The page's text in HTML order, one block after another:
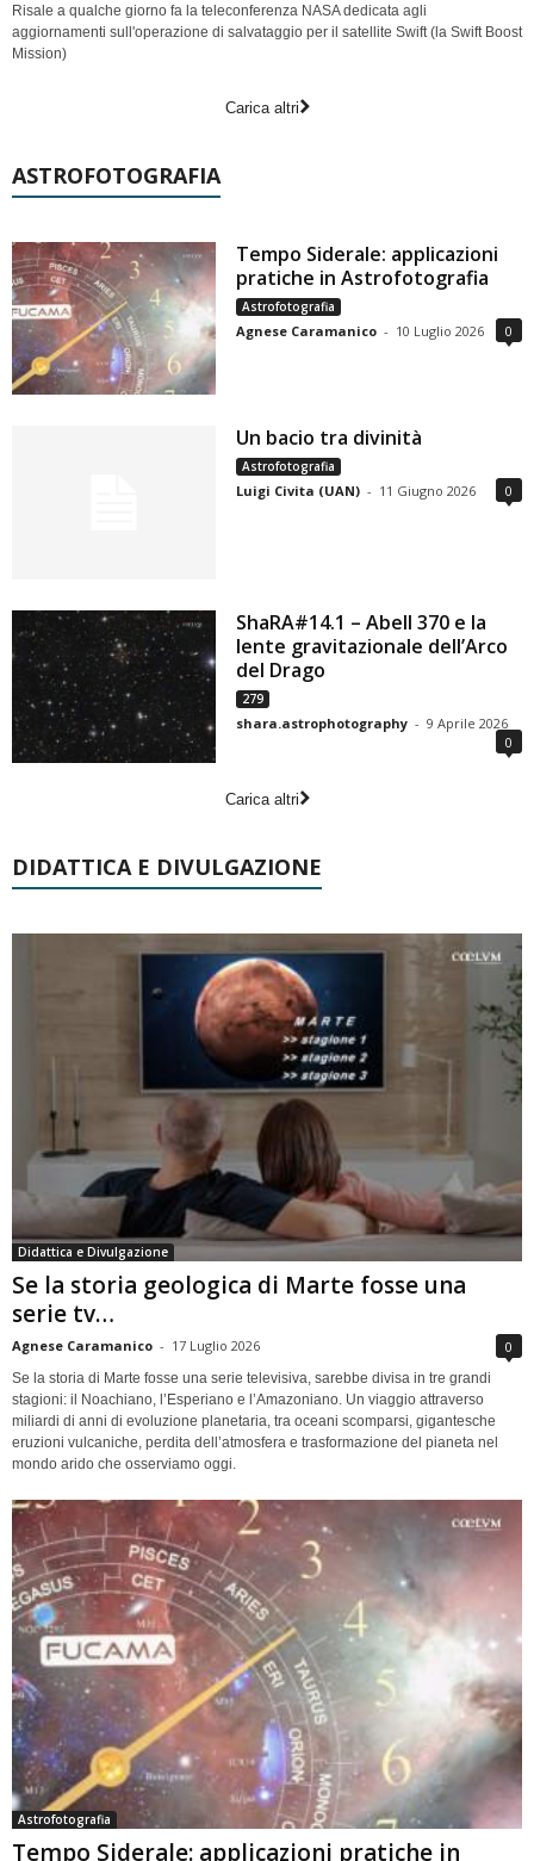
Risale a qualche giorno fa la teleconferenza NASA dedicata agli
aggiornamenti sull'operazione di salvataggio per il satellite Swift (la Swift Boost
Mission)
Carica altri
ASTROFOTOGRAFIA
Tempo Siderale: applicazioni
pratiche in Astrofotografia
Astrofotografia
Agnese Caramanico - 10 Luglio 2026 0
Un bacio tra divinità
Astrofotografia
Luigi Civita (UAN) - 11 Giugno 2026 0
ShaRA#14.1 – Abell 370 e la
lente gravitazionale dell’Arco
del Drago
279
shara.astrophotography - 9 Aprile 2026
0
Carica altri
DIDATTICA E DIVULGAZIONE
Didattica e Divulgazione
Se la storia geologica di Marte fosse una
serie tv…
Agnese Caramanico - 17 Luglio 2026 0
Se la storia di Marte fosse una serie televisiva, sarebbe divisa in tre grandi
stagioni: il Noachiano, l’Esperiano e l’Amazoniano. Un viaggio attraverso
miliardi di anni di evoluzione planetaria, tra oceani scomparsi, gigantesche
eruzioni vulcaniche, perdita dell’atmosfera e trasformazione del pianeta nel
mondo arido che osserviamo oggi.
Astrofotografia
Tempo Siderale: applicazioni pratiche in